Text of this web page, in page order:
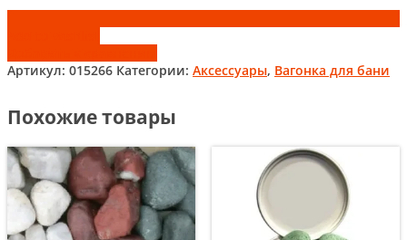
Артикул: 015266 Категории: Аксессуары, Вагонка для бани
Похожие товары